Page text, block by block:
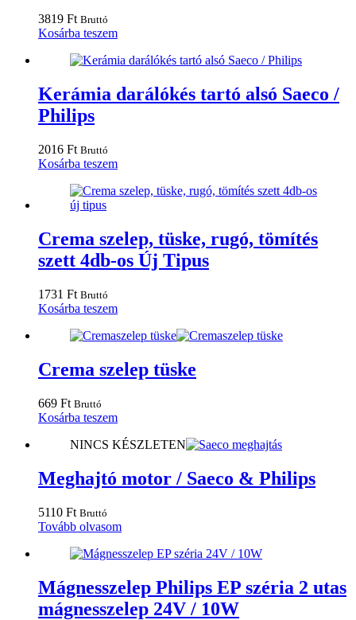
3819 Ft Bruttó
Kosárba teszem
Kerámia darálókés tartó alsó Saeco /
Philips
2016 Ft Bruttó
Kosárba teszem
Crema szelep, tüske, rugó, tömítés
szett 4db-os Új Tipus
1731 Ft Bruttó
Kosárba teszem
Crema szelep tüske
669 Ft Bruttó
Kosárba teszem
NINCS KÉSZLETEN
Meghajtó motor / Saeco & Philips
5110 Ft Bruttó
Tovább olvasom
Mágnesszelep Philips EP széria 2 utas
mágnesszelep 24V / 10W